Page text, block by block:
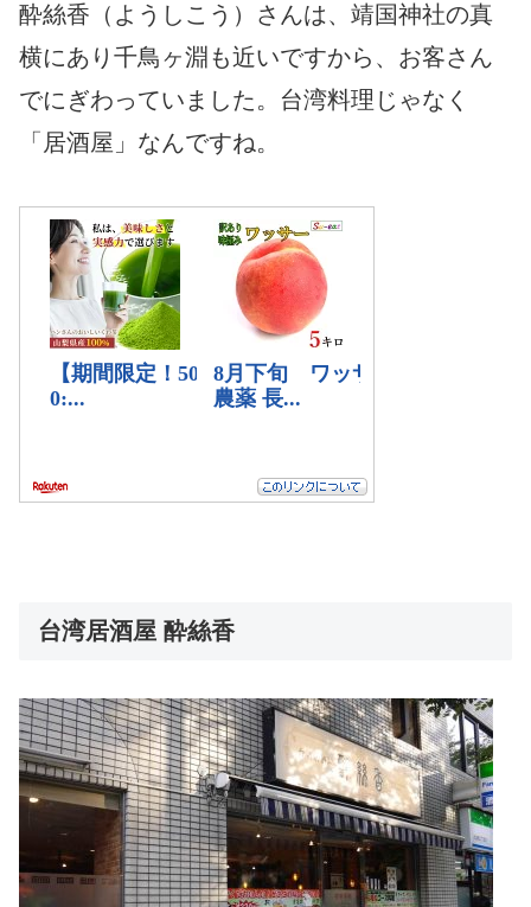
酔絲香（ようしこう）さんは、靖国神社の真
横にあり千鳥ヶ淵も近いですから、お客さん
でにぎわっていました。台湾料理じゃなく
「居酒屋」なんですね。
台湾居酒屋 酔絲香